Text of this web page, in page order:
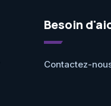
Besoin
Contactez-